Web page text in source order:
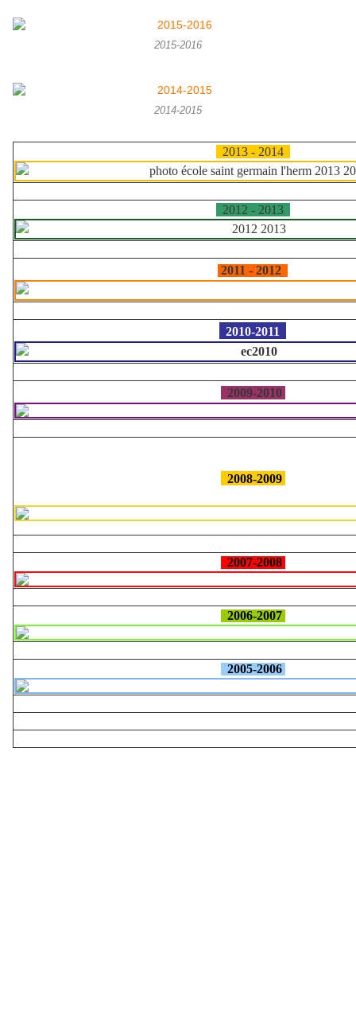
2015-2016
2014-2015
2013 - 2014
2012 - 2013
2011 - 2012
2010-2011
2009-2010
2008-2009
2007-2008
2006-2007
2005-2006